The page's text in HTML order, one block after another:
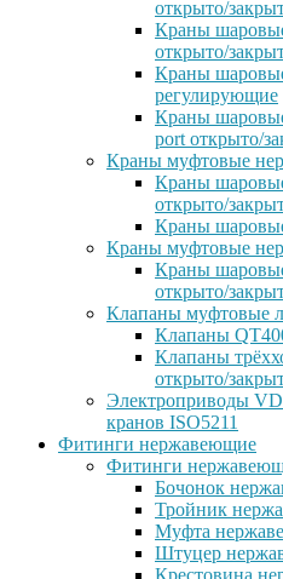
открыто/
Краны
открыто/
Краны
регулирующие
Краны
port открыто/
Краны муфтовые
Краны
открыто/
Краны
Краны муфтовые
Краны
открыто/
Клапаны муфтовые
Клапаны
Клапаны
открыто/
Электроприводы
кранов ISO5211
Фитинги нержавеющие
Фитинги
Бочонок
Тройник
Муфта
Штуцер
Крестовина